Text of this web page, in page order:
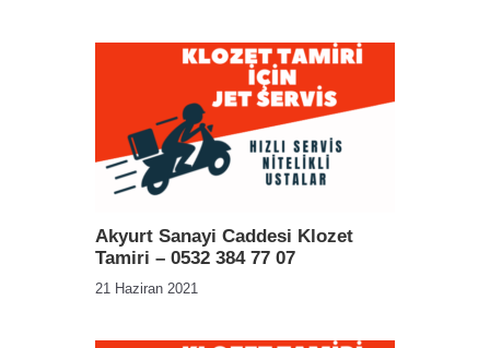
Akyurt Sanayi Caddesi Klozet
Tamiri – 0532 384 77 07
21 Haziran 2021